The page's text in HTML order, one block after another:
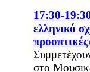
17:30-
ελληνικό
στο